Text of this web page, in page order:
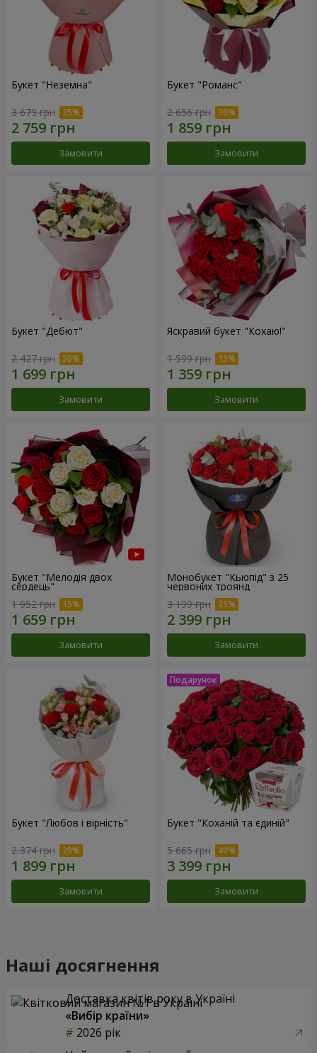
Букет "Неземна"
3 679 грн
Замовити
Букет "Романс"
2 656 грн
Замовити
Букет "Дебют"
2 427 грн
Замовити
Яскравий букет "Кохаю!"
1 599 грн
Замовити
Букет "Мелодія двох
сердець"
1 952 грн
Замовити
Монобукет "Кьюпід" з 25
червоних троянд
3 199 грн
Замовити
Букет "Любов і вірність"
2 374 грн
Замовити
Букет "Коханій та єдиній"
5 665 грн
Замовити
Наші досягнення
Доставка квітів року в Україні
«Вибір країни»
2026 рік